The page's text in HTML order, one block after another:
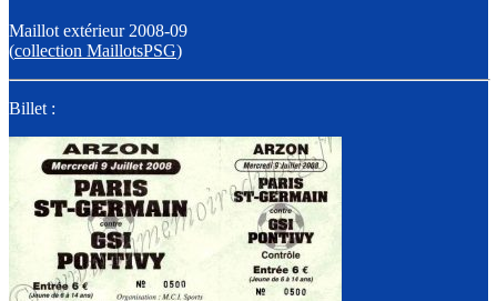
Maillot extérieur 2008-09
(collection MaillotsPSG)
Billet :